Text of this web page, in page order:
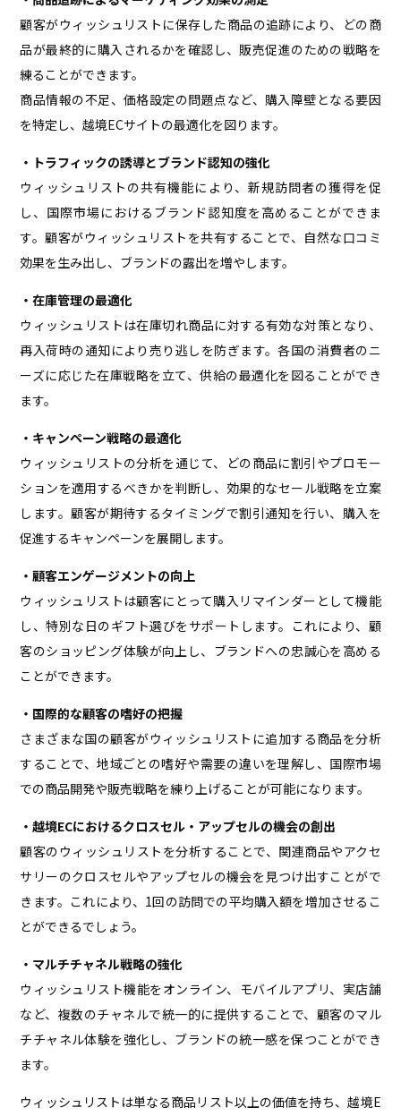
顧客がウィッシュリストに保存した商品の追跡により、どの商
品が最終的に購入されるかを確認し、販売促進のための戦略を
練ることができます。
商品情報の不足、価格設定の問題点など、購入障壁となる要因
を特定し、越境ECサイトの最適化を図ります。
・トラフィックの誘導とブランド認知の強化
ウィッシュリストの共有機能により、新規訪問者の獲得を促
し、国際市場におけるブランド認知度を高めることができま
す。顧客がウィッシュリストを共有することで、自然な口コミ
効果を生み出し、ブランドの露出を増やします。
・在庫管理の最適化
ウィッシュリストは在庫切れ商品に対する有効な対策となり、
再入荷時の通知により売り逃しを防ぎます。各国の消費者のニ
ーズに応じた在庫戦略を立て、供給の最適化を図ることができ
ます。
・キャンペーン戦略の最適化
ウィッシュリストの分析を通じて、どの商品に割引やプロモー
ションを適用するべきかを判断し、効果的なセール戦略を立案
します。顧客が期待するタイミングで割引通知を行い、購入を
促進するキャンペーンを展開します。
・顧客エンゲージメントの向上
ウィッシュリストは顧客にとって購入リマインダーとして機能
し、特別な日のギフト選びをサポートします。これにより、顧
客のショッピング体験が向上し、ブランドへの忠誠心を高める
ことができます。
・国際的な顧客の嗜好の把握
さまざまな国の顧客がウィッシュリストに追加する商品を分析
することで、地域ごとの嗜好や需要の違いを理解し、国際市場
での商品開発や販売戦略を練り上げることが可能になります。
・越境ECにおけるクロスセル・アップセルの機会の創出
顧客のウィッシュリストを分析することで、関連商品やアクセ
サリーのクロスセルやアップセルの機会を見つけ出すことがで
きます。これにより、1回の訪問での平均購入額を増加させるこ
とができるでしょう。
・マルチチャネル戦略の強化
ウィッシュリスト機能をオンライン、モバイルアプリ、実店舗
など、複数のチャネルで統一的に提供することで、顧客のマル
チチャネル体験を強化し、ブランドの統一感を保つことができ
ます。
ウィッシュリストは単なる商品リスト以上の価値を持ち、越境E